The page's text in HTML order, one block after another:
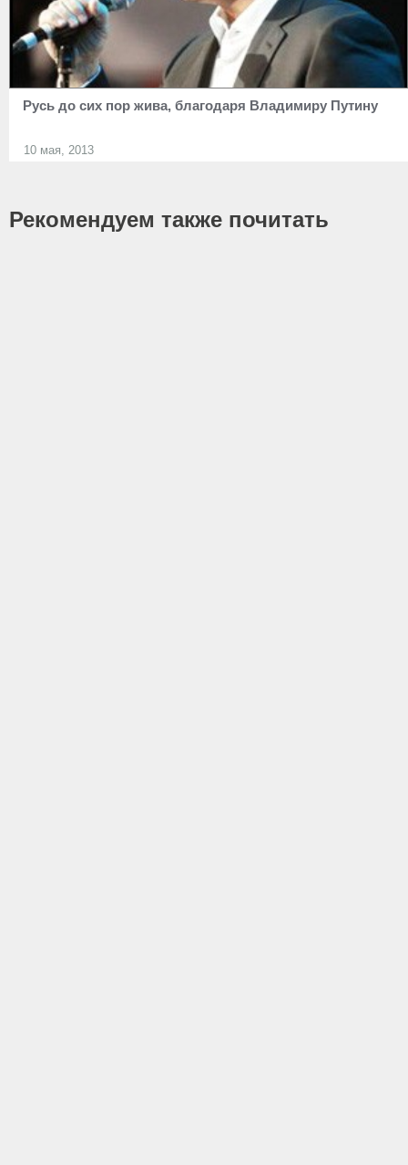
Русь до сих пор жива, благодаря Владимиру Путину
10 мая, 2013
Рекомендуем также почитать